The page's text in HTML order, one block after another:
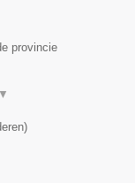
provincie
▼
)